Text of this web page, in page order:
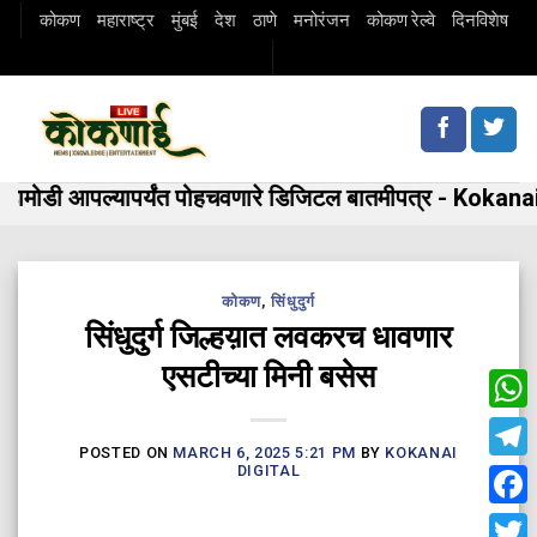
Skipकोकण महाराष्ट्र मुंबई देश ठाणे मनोरंजन कोकण रेल्वे दिनविशेष
आपल्यापर्यंत पोहचवणारे डिजिटल बातमीपत्र - Kokanai
कोकण,सिंधुदुर्ग
सिंधुदुर्ग जिल्हय़ात लवकरच धावणार
एसटीच्या मिनी बसेस
POSTED ON MARCH 6, 2025 5:21 PM BY KOKANAI
DIGITAL